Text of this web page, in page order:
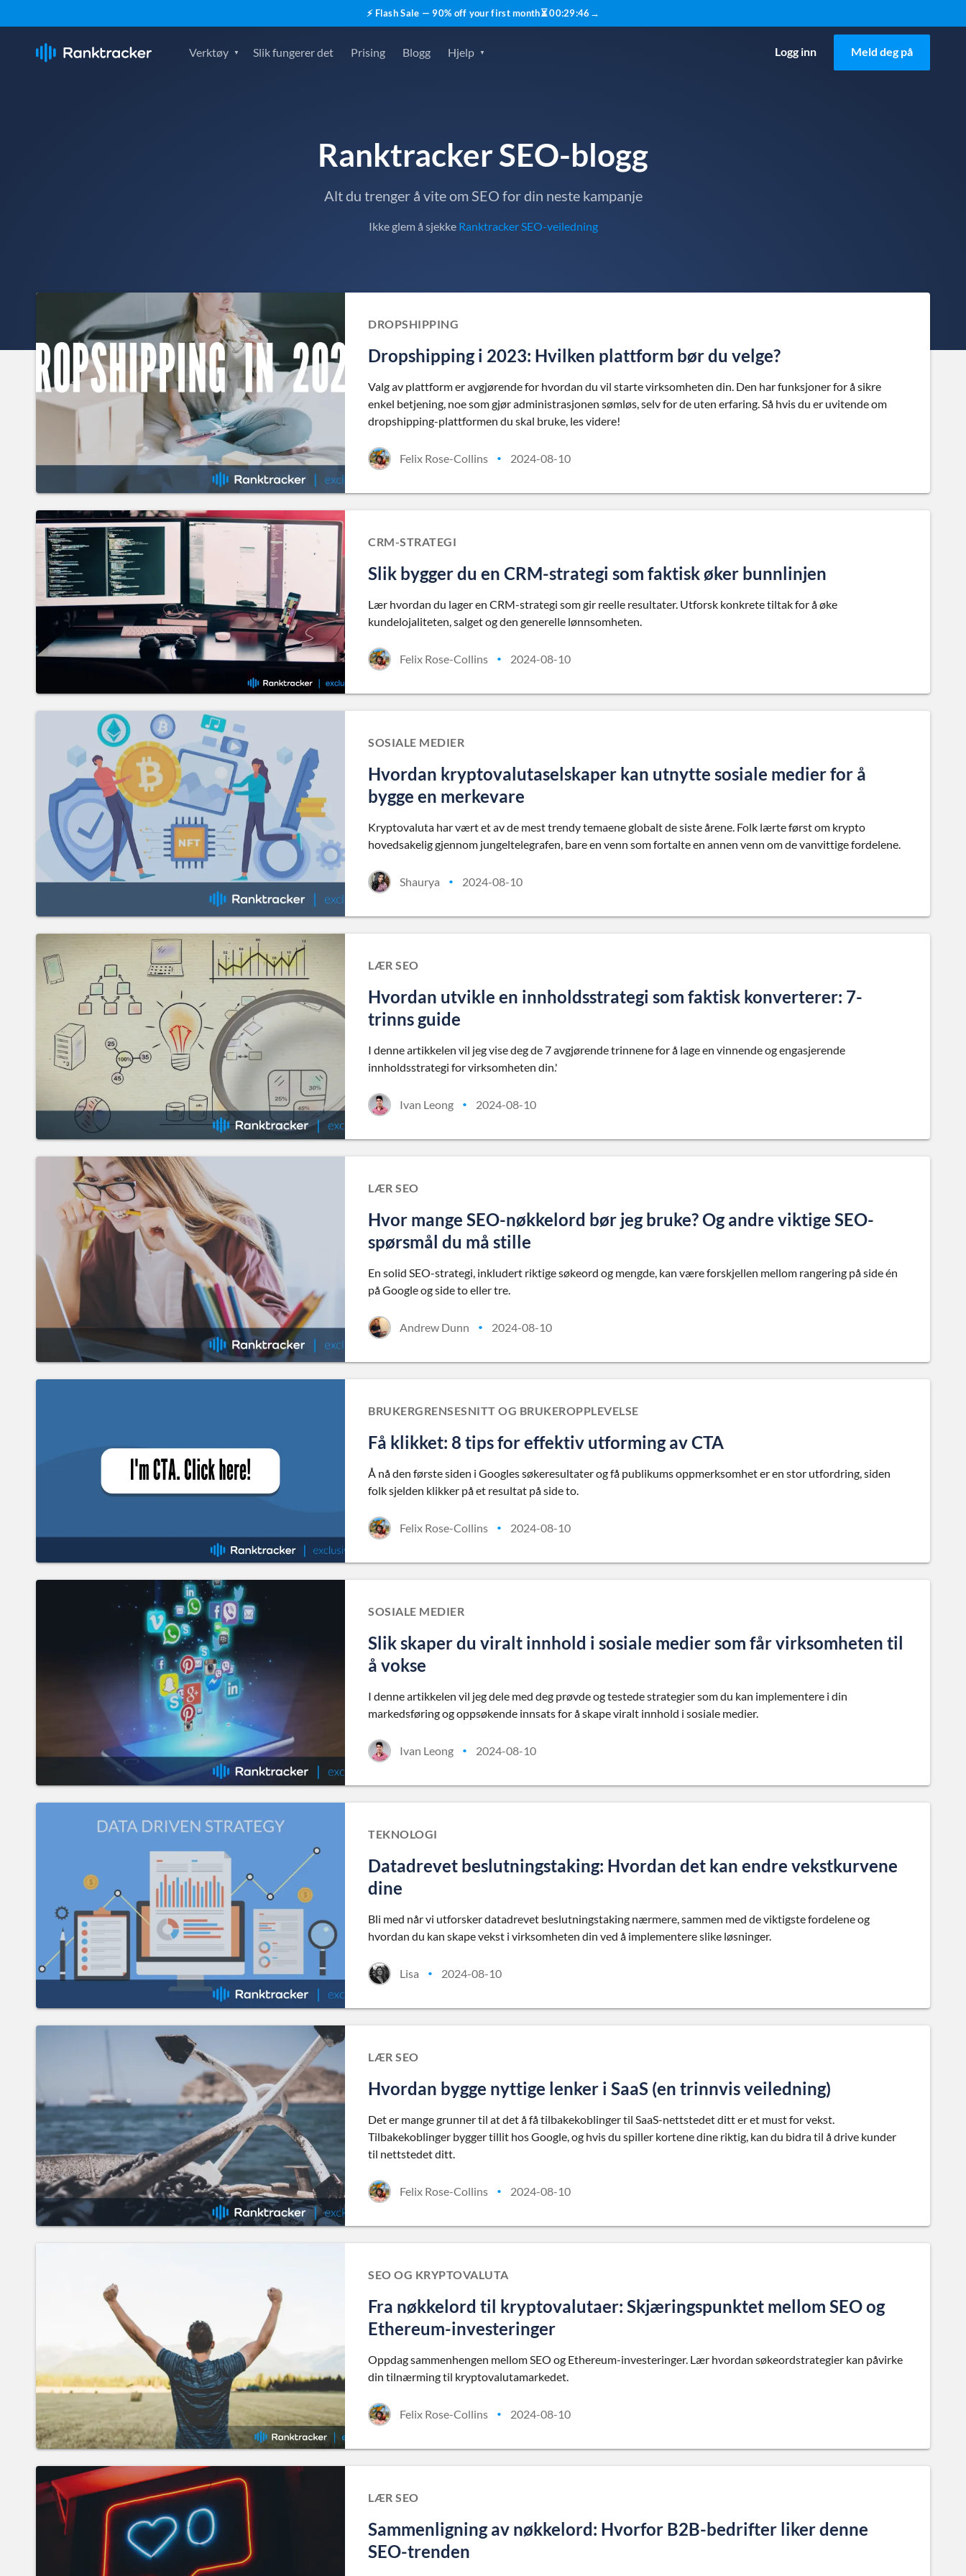
⚡ Flash Sale — 90% off your first month⏳00:29:45 →
Verktøy Slik fungerer det Prising Blogg Hjelp Logg inn Meld deg på
Ranktracker SEO-blogg
Alt du trenger å vite om SEO for din neste kampanje
Ikke glem å sjekke Ranktracker SEO-veiledning
DROPSHIPPING
Dropshipping i 2023: Hvilken plattform bør du velge?
Valg av plattform er avgjørende for hvordan du vil starte virksomheten din. Den har funksjoner for å sikre
enkel betjening, noe som gjør administrasjonen sømløs, selv for de uten erfaring. Så hvis du er uvitende om
dropshipping-plattformen du skal bruke, les videre!
Felix Rose-Collins • 2024-08-10
CRM-STRATEGI
Slik bygger du en CRM-strategi som faktisk øker bunnlinjen
Lær hvordan du lager en CRM-strategi som gir reelle resultater. Utforsk konkrete tiltak for å øke
kundelojaliteten, salget og den generelle lønnsomheten.
Felix Rose-Collins • 2024-08-10
SOSIALE MEDIER
Hvordan kryptovalutaselskaper kan utnytte sosiale medier for å
bygge en merkevare
Kryptovaluta har vært et av de mest trendy temaene globalt de siste årene. Folk lærte først om krypto
hovedsakelig gjennom jungeltelegrafen, bare en venn som fortalte en annen venn om de vanvittige fordelene.
Shaurya • 2024-08-10
LÆR SEO
Hvordan utvikle en innholdsstrategi som faktisk konverterer: 7-
trinns guide
I denne artikkelen vil jeg vise deg de 7 avgjørende trinnene for å lage en vinnende og engasjerende
innholdsstrategi for virksomheten din.'
Ivan Leong • 2024-08-10
LÆR SEO
Hvor mange SEO-nøkkelord bør jeg bruke? Og andre viktige SEO-
spørsmål du må stille
En solid SEO-strategi, inkludert riktige søkeord og mengde, kan være forskjellen mellom rangering på side én
på Google og side to eller tre.
Andrew Dunn • 2024-08-10
BRUKERGRENSESNITT OG BRUKEROPPLEVELSE
Få klikket: 8 tips for effektiv utforming av CTA
Å nå den første siden i Googles søkeresultater og få publikums oppmerksomhet er en stor utfordring, siden
folk sjelden klikker på et resultat på side to.
Felix Rose-Collins • 2024-08-10
SOSIALE MEDIER
Slik skaper du viralt innhold i sosiale medier som får virksomheten til
å vokse
I denne artikkelen vil jeg dele med deg prøvde og testede strategier som du kan implementere i din
markedsføring og oppsøkende innsats for å skape viralt innhold i sosiale medier.
Ivan Leong • 2024-08-10
TEKNOLOGI
Datadrevet beslutningstaking: Hvordan det kan endre vekstkurvene
dine
Bli med når vi utforsker datadrevet beslutningstaking nærmere, sammen med de viktigste fordelene og
hvordan du kan skape vekst i virksomheten din ved å implementere slike løsninger.
Lisa • 2024-08-10
LÆR SEO
Hvordan bygge nyttige lenker i SaaS (en trinnvis veiledning)
Det er mange grunner til at det å få tilbakekoblinger til SaaS-nettstedet ditt er et must for vekst.
Tilbakekoblinger bygger tillit hos Google, og hvis du spiller kortene dine riktig, kan du bidra til å drive kunder
til nettstedet ditt.
Felix Rose-Collins • 2024-08-10
SEO OG KRYPTOVALUTA
Fra nøkkelord til kryptovalutaer: Skjæringspunktet mellom SEO og
Ethereum-investeringer
Oppdag sammenhengen mellom SEO og Ethereum-investeringer. Lær hvordan søkeordstrategier kan påvirke
din tilnærming til kryptovalutamarkedet.
Felix Rose-Collins • 2024-08-10
LÆR SEO
Sammenligning av nøkkelord: Hvorfor B2B-bedrifter liker denne
SEO-trenden